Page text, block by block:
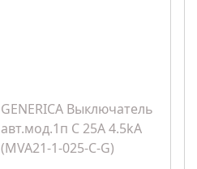
GENERICA Выключатель
авт.мод.1п C 25A 4.5kA
(MVA21-1-025-C-G)